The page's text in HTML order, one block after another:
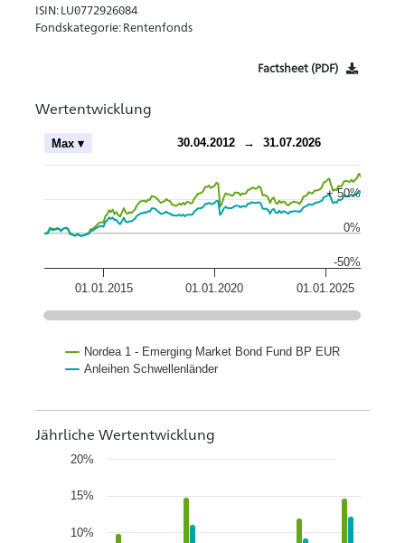
ISIN: LU0772926084
Fondskategorie: Rentenfonds
Factsheet (PDF)
Wertentwicklung
30.04.2012 → 31.07.2026
Max ▾
Nordea 1 - Emerging Market Bond Fund BP EUR
Anleihen Schwellenländer
01.01.2015 01.01.2020 01.01.2025
-50%
0%
+ 50%
Jährliche Wertentwicklung
10%
15%
20%